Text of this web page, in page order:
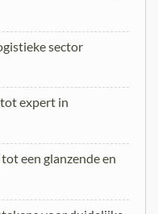
sector
tot expert in
een glanzende en